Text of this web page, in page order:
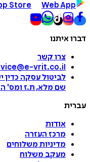
Store Web App
דברו איתנו
צרו קשר
vrit.co.il
לביטול עסקה כדין
שם מלא, ת.ז ומס'
עברית
אודות
מרכז העזרה
מדיניות משלוחים
מעקב משלוח